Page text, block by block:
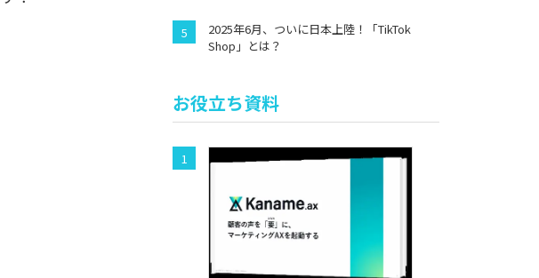
2025年6月、ついに日本上陸！「TikTok
Shop」とは？
お役立ち資料